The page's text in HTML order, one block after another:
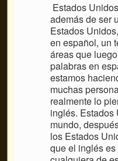
Estados
además de ser
Estados
en español, un
áreas que
palabras en
estamos
muchas
realmente lo
inglés. Estados
mundo,
los Estados
que el inglés